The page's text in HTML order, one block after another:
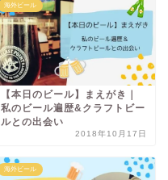
海外ビール
【本日のビール】まえがき｜
私のビール遍歴&クラフトビー
ルとの出会い
2018年10月17日
海外ビール